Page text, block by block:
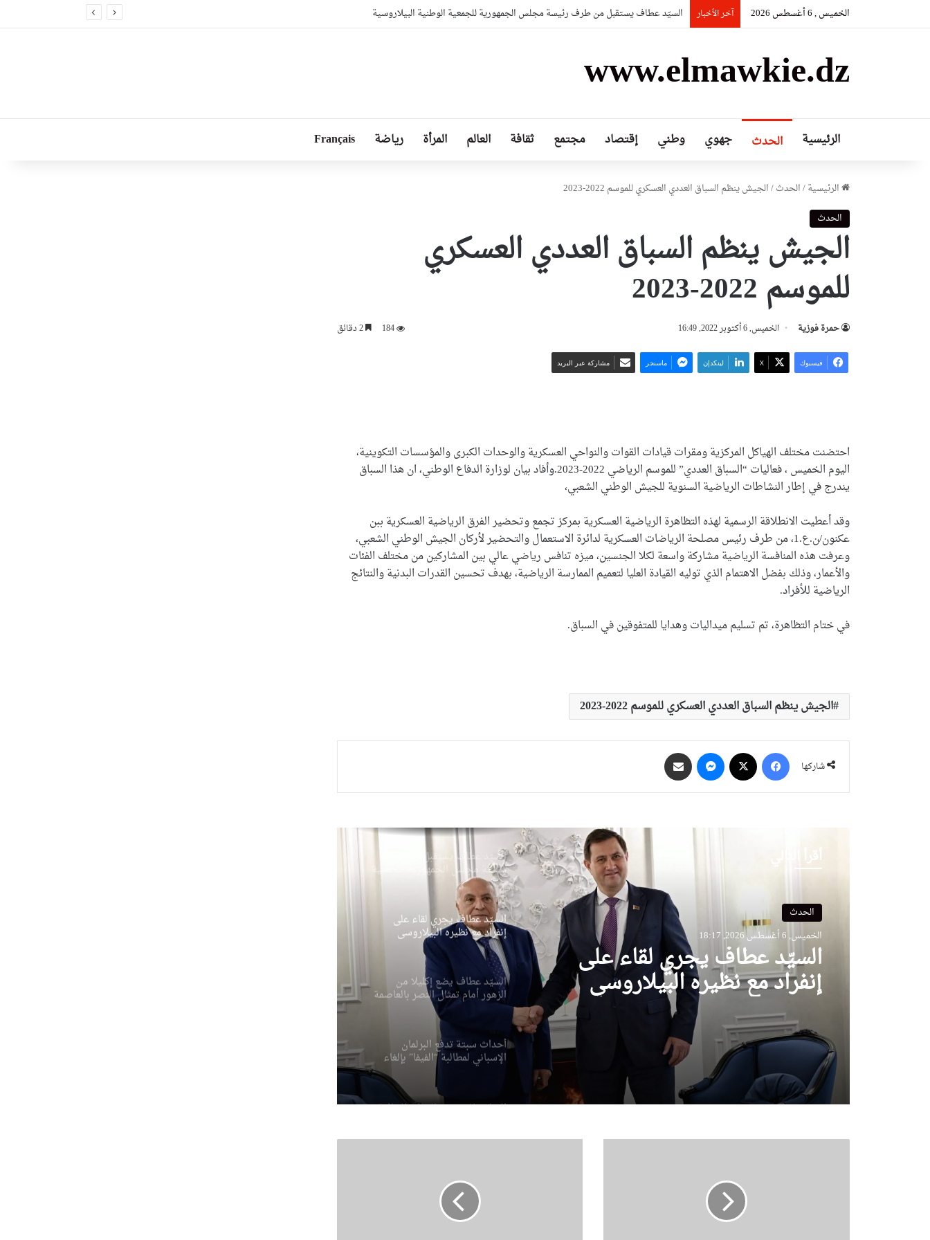
الخميس , 6 أغسطس 2026 آخر الأخبار السيّد عطاف يستقبل من طرف رئيسة مجلس الجمهورية للجمعية الوطنية البيلاروسية
www.elmawkie.dz
الرئيسية الحدث جهوي وطني إقتصاد مجتمع ثقافة العالم المرأة رياضة Français
الرئيسية/الحدث/الجيش ينظم السباق العددي العسكري للموسم 2022-2023
الحدث
الجيش ينظم السباق العددي العسكري
للموسم 2022-2023
حمرة فوزية الخميس, 6 أكتوبر 2022, 16:49 184 2 دقائق
فيسبوك ‫X لينكدإن ماسنجر مشاركة عبر البريد
احتضنت مختلف الهياكل المركزية ومقرات قيادات القوات والنواحي العسكرية والوحدات الكبرى والمؤسسات التكوينية،
اليوم الخميس ، فعاليات “السباق العددي” للموسم الرياضي 2022-2023.وأفاد بيان لوزارة الدفاع الوطني، ان هذا السباق
يندرج في إطار النشاطات الرياضية السنوية للجيش الوطني الشعبي،
وقد أعطيت الانطلاقة الرسمية لهذه التظاهرة الرياضية العسكرية بمركز تجمع وتحضير الفرق الرياضية العسكرية ببن
عكنون/ن.ع.1، من طرف رئيس مصلحة الرياضات العسكرية لدائرة الاستعمال والتحضير لأركان الجيش الوطني الشعبي،
وعرفت هذه المنافسة الرياضية مشاركة واسعة لكلا الجنسين، ميزه تنافس رياضي عالي بين المشاركين من مختلف الفئات
والأعمار، وذلك بفضل الاهتمام الذي توليه القيادة العليا لتعميم الممارسة الرياضية، بهدف تحسين القدرات البدنية والنتائج
الرياضية للأفراد.
في ختام التظاهرة، تم تسليم ميداليات وهدايا للمتفوقين في السباق.
الجيش ينظم السباق العددي العسكري للموسم 2022-2023
شاركها
أقرأ التالي
الحدث
الخميس, 6 أغسطس 2026, 18:17
السيّد عطاف يجري لقاء على
إنفراد مع نظيره البيلاروسي
الإعلان اليوم عن النتائج النهائية
وزير الصناعة يقف على القدرات
الصناعية لمجمع “فيروفيال”
بعنابة
بمهامهم بالمجلس الشعبي الوطني
السيّد عطاف يزور متحف الحرب
السيّد عطاف يستقبل من طرف
رئيسة مجلس الجمهورية للجمعية
الوطنية البيلاروسية
السيّد عطاف يجري لقاء على
إنفراد مع نظيره البيلاروسي
السيّد عطاف يضع إكليلا من
الزهور أمام تمثال النصر بالعاصمة
مينسك
أحداث سبتة تدفع البرلمان
الإسباني لمطالبة “الفيفا” بإلغاء
المشاركة المغربية في استضافة
الإعلان اليوم عن النتائج النهائية
باستثناء هذه الولايات
الصناعية لمجمع “فيروفيال”